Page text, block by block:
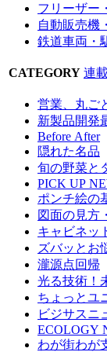
フリーザー
自動販売機
鉄道車両・
CATEGORY 連
営業、丸ご
新製品開発
Before After
隠れた名品
旬の野菜と
PICK UP
ポンチ絵の
図面の見方
キャビネッ
ズバッとお
瀧源点回帰
光る技術！
ちょっとユ
ビジサスニ
ECOLOGY
わが街わが